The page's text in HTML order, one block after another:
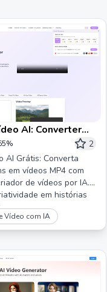
AI: Converter
Criador de
2
AI Grátis: Converta
em vídeos MP4 com
de vídeos por IA.
em histórias
Vídeo com IA